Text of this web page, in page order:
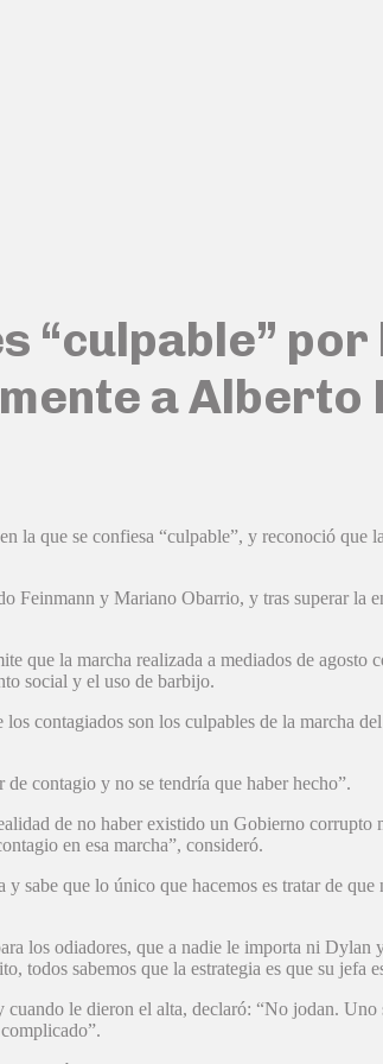
“culpable”
a Alberto
la que se confiesa “culpable”, y reconoció
y Mariano Obarrio, y tras superar la
la marcha realizada a mediados de agosto
social y el uso de barbijo.
contagiados son los culpables de la marcha
contagio y no se tendría que haber hecho”.
de no haber existido un Gobierno
en esa marcha”, consideró.
sabe que lo único que hacemos es tratar de
los odiadores, que a nadie le importa ni Dylan
todos sabemos que la estrategia es que su jefa
le dieron el alta, declaró: “No jodan.